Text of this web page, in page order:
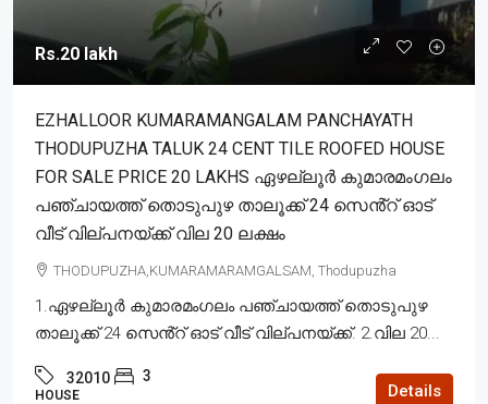
Rs.20 lakh
EZHALLOOR KUMARAMANGALAM PANCHAYATH
THODUPUZHA TALUK 24 CENT TILE ROOFED HOUSE
FOR SALE PRICE 20 LAKHS ഏഴല്ലൂർ കുമാരമംഗലം
പഞ്ചായത്ത് തൊടുപുഴ താലൂക്ക് 24 സെൻ്റ് ഓട്
വീട് വില്പനയ്ക്ക് വില 20 ലക്ഷം
THODUPUZHA,KUMARAMARAMGALSAM, Thodupuzha
1.ഏഴല്ലൂർ കുമാരമംഗലം പഞ്ചായത്ത് തൊടുപുഴ
താലൂക്ക് 24 സെൻ്റ് ഓട് വീട് വില്പനയ്ക്ക്. 2.വില 20...
32010 3
HOUSE Details